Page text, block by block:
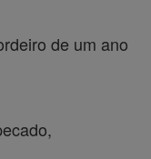
de um ano